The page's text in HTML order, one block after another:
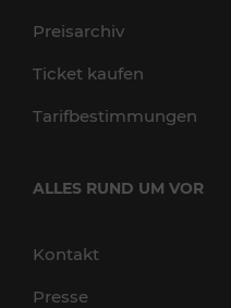
Preisarchiv
Ticket kaufen
Tarifbestimmungen
ALLES RUND UM VOR
Kontakt
Presse